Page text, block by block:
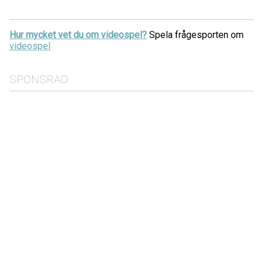
Hur mycket vet du om videospel? Spela frågesporten om
videospel
SPONSRAD